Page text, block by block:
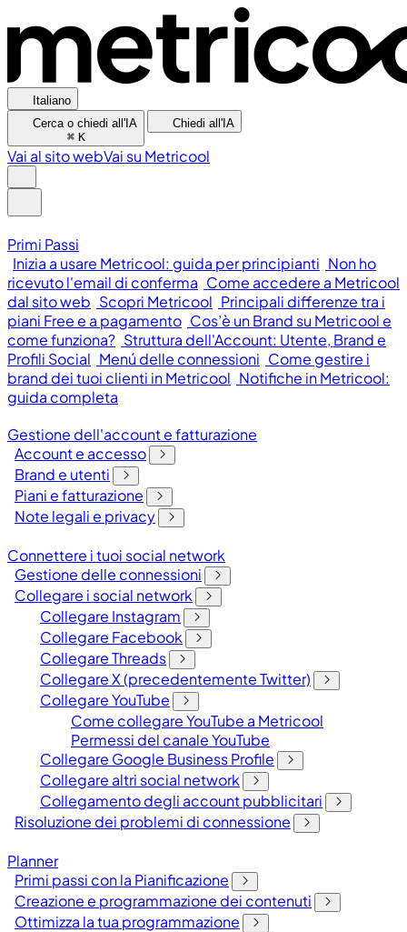
Italiano
Cerca o chiedi all'IA
⌘ K
Chiedi all'IA
Vai al sito webVai su Metricool
Primi Passi
Inizia a usare Metricool: guida per principianti Non ho
ricevuto l'email di conferma Come accedere a Metricool
dal sito web Scopri Metricool Principali differenze tra i
piani Free e a pagamento Cos’è un Brand su Metricool e
come funziona? Struttura dell'Account: Utente, Brand e
Profili Social Menú delle connessioni Come gestire i
brand dei tuoi clienti in Metricool Notifiche in Metricool:
guida completa
Gestione dell'account e fatturazione
Account e accesso
Brand e utenti
Piani e fatturazione
Note legali e privacy
Connettere i tuoi social network
Gestione delle connessioni
Collegare i social network
Collegare Instagram
Collegare Facebook
Collegare Threads
Collegare X (precedentemente Twitter)
Collegare YouTube
Come collegare YouTube a Metricool
Permessi del canale YouTube
Collegare Google Business Profile
Collegare altri social network
Collegamento degli account pubblicitari
Risoluzione dei problemi di connessione
Planner
Primi passi con la Pianificazione
Creazione e programmazione dei contenuti
Ottimizza la tua programmazione